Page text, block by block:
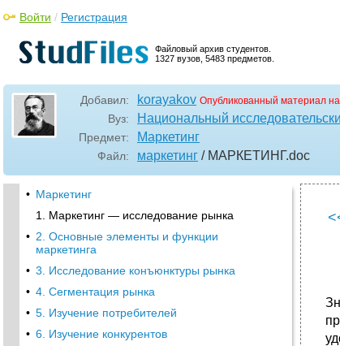
Файловый архив студентов.
1327 вузов, 5483 предметов.
Войти / Регистрация
Добавил: korayakov Опубликованный материал
Вуз: Национальный
Предмет: Маркетинг
Файл: маркетинг / МАРКЕТИНГ.doc
• Маркетинг
1. Маркетинг — исследование рынка
• 2. Основные элементы и функции
маркетинга
• 3. Исследование конъюнктуры рынка
• 4. Сегментация рынка
• 5. Изучение потребителей
• 6. Изучение конкурентов